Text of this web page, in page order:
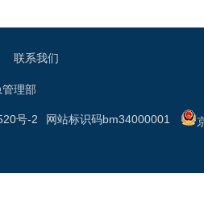
联系我们
理部
网站标识码bm34000001
号-2